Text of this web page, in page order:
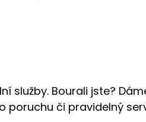
služby. Bourali jste?
poruchu či pravidelný